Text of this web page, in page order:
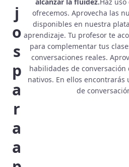
j
o
s
p
a
r
a
a
ofrecemos. Aprovecha las
disponibles en nuestra
aprendizaje. Tu profesor te
para complementar tus
conversaciones reales.
habilidades de
nativos. En ellos
de